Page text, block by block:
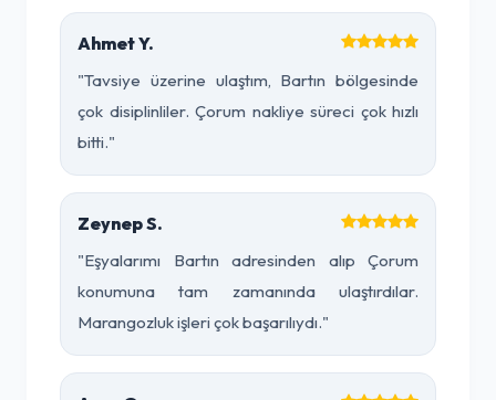
Ahmet Y.
"Tavsiye üzerine ulaştım, Bartın bölgesinde
çok disiplinliler. Çorum nakliye süreci çok hızlı
bitti."
Zeynep S.
"Eşyalarımı Bartın adresinden alıp Çorum
konumuna tam zamanında ulaştırdılar.
Marangozluk işleri çok başarılıydı."